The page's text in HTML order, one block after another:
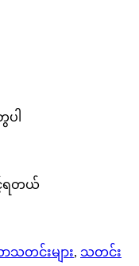
ပါ
င့်ရတယ်
သတင်းများ, သတင်း